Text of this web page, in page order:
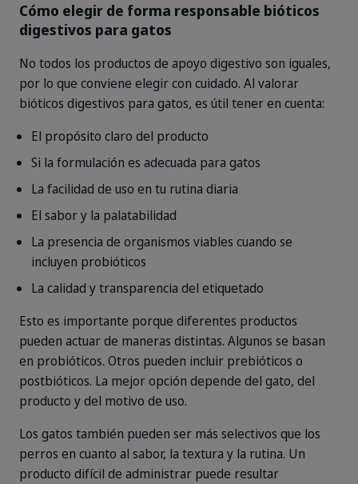
Cómo elegir de forma responsable bióticos
digestivos para gatos
No todos los productos de apoyo digestivo son iguales,
por lo que conviene elegir con cuidado. Al valorar
bióticos digestivos para gatos, es útil tener en cuenta:
El propósito claro del producto
Si la formulación es adecuada para gatos
La facilidad de uso en tu rutina diaria
El sabor y la palatabilidad
La presencia de organismos viables cuando se
incluyen probióticos
La calidad y transparencia del etiquetado
Esto es importante porque diferentes productos
pueden actuar de maneras distintas. Algunos se basan
en probióticos. Otros pueden incluir prebióticos o
postbióticos. La mejor opción depende del gato, del
producto y del motivo de uso.
Los gatos también pueden ser más selectivos que los
perros en cuanto al sabor, la textura y la rutina. Un
producto difícil de administrar puede resultar